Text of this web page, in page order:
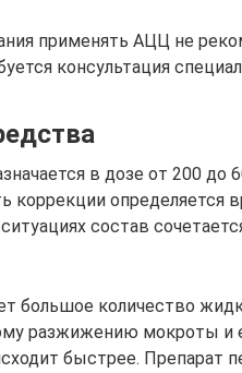
применять АЦЦ не
консультация
в дозе от 200 до
коррекции определяется
состав
большое количество
разжижению мокроты и
быстрее. Препарат